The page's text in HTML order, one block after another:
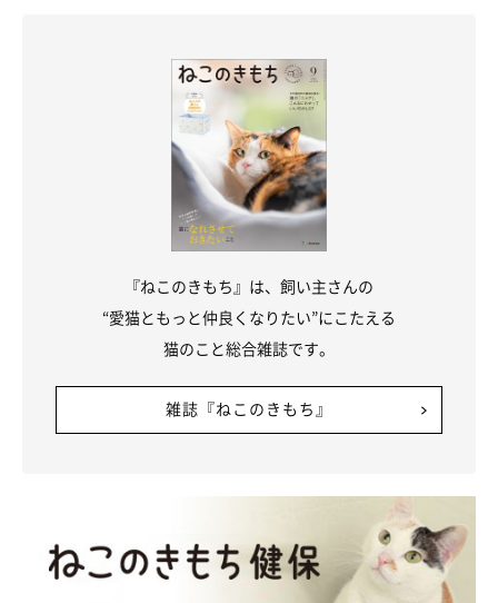
愛猫のかわいい表情をおさめる写真撮影は楽しいですが、猫をイ
ライラさせることがあります。
しつこく飼い主さんに追い回されると嫌がる猫が多く、シャッタ
ー音やフラッシュが苦手なコもいるのです。
『ねこのきもち』は、飼い主さんの
“愛猫ともっと仲良くなりたい”にこたえる
猫のこと総合雑誌です。
雑誌『ねこのきもち』